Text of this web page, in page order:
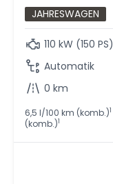
JAHRESWAGEN
110 kW (150 PS)
Automatik
0 km
6,5 l/100 km (komb.)1
(komb.)1